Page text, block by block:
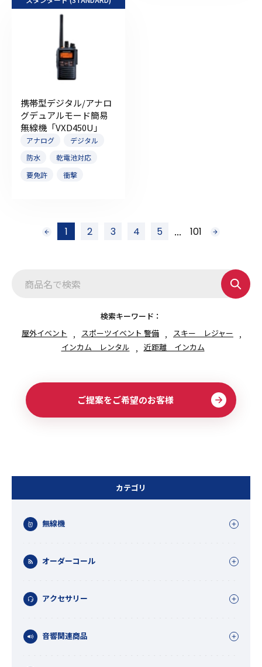
カテゴリ
無線機
オーダーコール
アクセサリー
音響関連商品
携帯型デジタル/アナロ
グデュアルモード簡易
無線機「VXD450U」
アナログ
デジタル
防水
乾電池対応
要免許
衝撃
前 1 2 3 4 5 ... 101 次
検索キーワード：
屋外イベント
スポーツイベント 警備
スキー レジャー
インカム レンタル
近距離 インカム
ご提案をご希望のお客様